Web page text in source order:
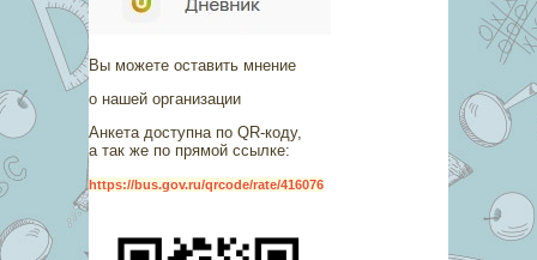
Вы можете оставить мнение
о нашей организации
Анкета доступна по QR-коду,
а так же по прямой ссылке:
https://bus.gov.ru/qrcode/rate/416076